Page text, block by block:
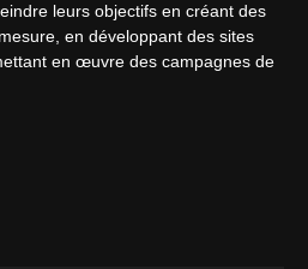
leurs objectifs en créant des
en développant des sites
en œuvre des campagnes de